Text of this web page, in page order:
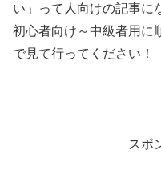
い」って人向けの記事に
初心者向け～中級者用に
で見て行ってください！
スポ